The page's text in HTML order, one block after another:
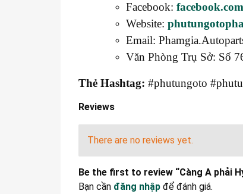
Facebook:
Website:
Email:
Văn Phòng Trụ Sở: Số
Thẻ Hashtag: #phutungoto
Reviews
There are no reviews yet.
Be the first to review “Càng A phải
Bạn cần đăng nhập để đánh giá.